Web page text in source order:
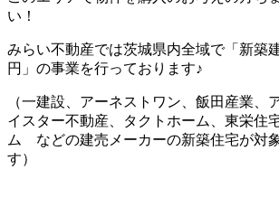
い！
みらい不動産では茨城県内全域で「新築
円」の事業を行っております♪
（一建設、アーネストワン、飯田産業、
イスター不動産、タクトホーム、東栄住
ム などの建売メーカーの新築住宅が対
す）